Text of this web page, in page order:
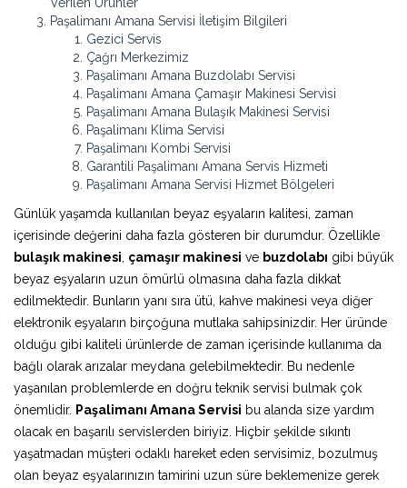
Paşalimanı Amana Servisi İletişim Bilgileri
Gezici Servis
Çağrı Merkezimiz
Paşalimanı Amana Buzdolabı Servisi
Paşalimanı Amana Çamaşır Makinesi Servisi
Paşalimanı Amana Bulaşık Makinesi Servisi
Paşalimanı Klima Servisi
Paşalimanı Kombi Servisi
Garantili Paşalimanı Amana Servis Hizmeti
Paşalimanı Amana Servisi Hizmet Bölgeleri
Günlük yaşamda kullanılan beyaz eşyaların kalitesi, zaman
içerisinde değerini daha fazla gösteren bir durumdur. Özellikle
bulaşık makinesi çamaşır makinesi ve buzdolabı gibi büyük
beyaz eşyaların uzun ömürlü olmasına daha fazla dikkat
edilmektedir. Bunların yanı sıra ütü, kahve makinesi veya diğer
elektronik eşyaların birçoğuna mutlaka sahipsinizdir. Her üründe
olduğu gibi kaliteli ürünlerde de zaman içerisinde kullanıma da
bağlı olarak arızalar meydana gelebilmektedir. Bu nedenle
yaşanılan problemlerde en doğru teknik servisi bulmak çok
önemlidir. Paşalimanı Amana Servisi bu alanda size yardım
olacak en başarılı servislerden biriyiz. Hiçbir şekilde sıkıntı
yaşatmadan müşteri odaklı hareket eden servisimiz, bozulmuş
olan beyaz eşyalarınızın tamirini uzun süre beklemenize gerek